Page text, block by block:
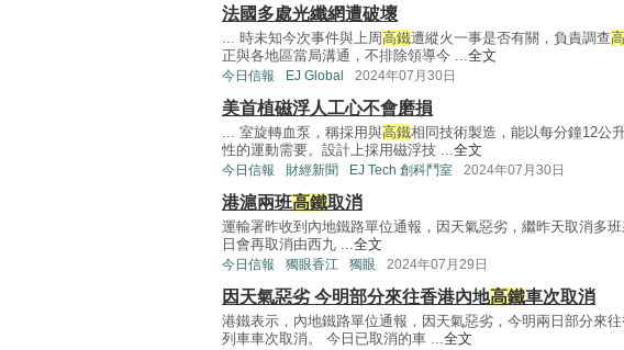
法國多處光纖網遭破壞
... 時未知今次事件與上周高鐵遭縱火一事是否有關，負責調查
正與各地區當局溝通，不排除領導今 ...全文
今日信報 EJ Global 2024年07月30日
美首植磁浮人工心不會磨損
... 室旋轉血泵，稱採用與高鐵相同技術製造，能以每分鐘12公
性的運動需要。設計上採用磁浮技 ...全文
今日信報 財經新聞 EJ Tech 創科鬥室 2024年07月30日
港滬兩班高鐵取消
運輸署昨收到內地鐵路單位通報，因天氣惡劣，繼昨天取消多
日會再取消由西九 ...全文
今日信報 獨眼香江 獨眼 2024年07月29日
因天氣惡劣 今明部分來往香港內地高鐵車次取消
港鐵表示，內地鐵路單位通報，因天氣惡劣，今明兩日部分來
列車車次取消。 今日已取消的車 ...全文